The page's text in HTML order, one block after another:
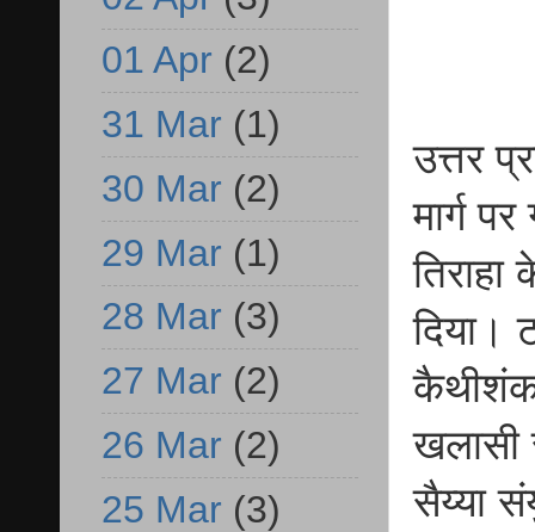
उत्तर
मार्ग
दिया।
खलासी
सैय्या
01 Apr (2)
31 Mar (1)
30 Mar (2)
29 Mar (1)
28 Mar (3)
27 Mar (2)
26 Mar (2)
25 Mar (3)